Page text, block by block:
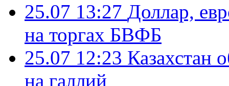
25.07 13:27 Доллар,
на торгах БВФБ
25.07 12:23 Казахстан
на галлий